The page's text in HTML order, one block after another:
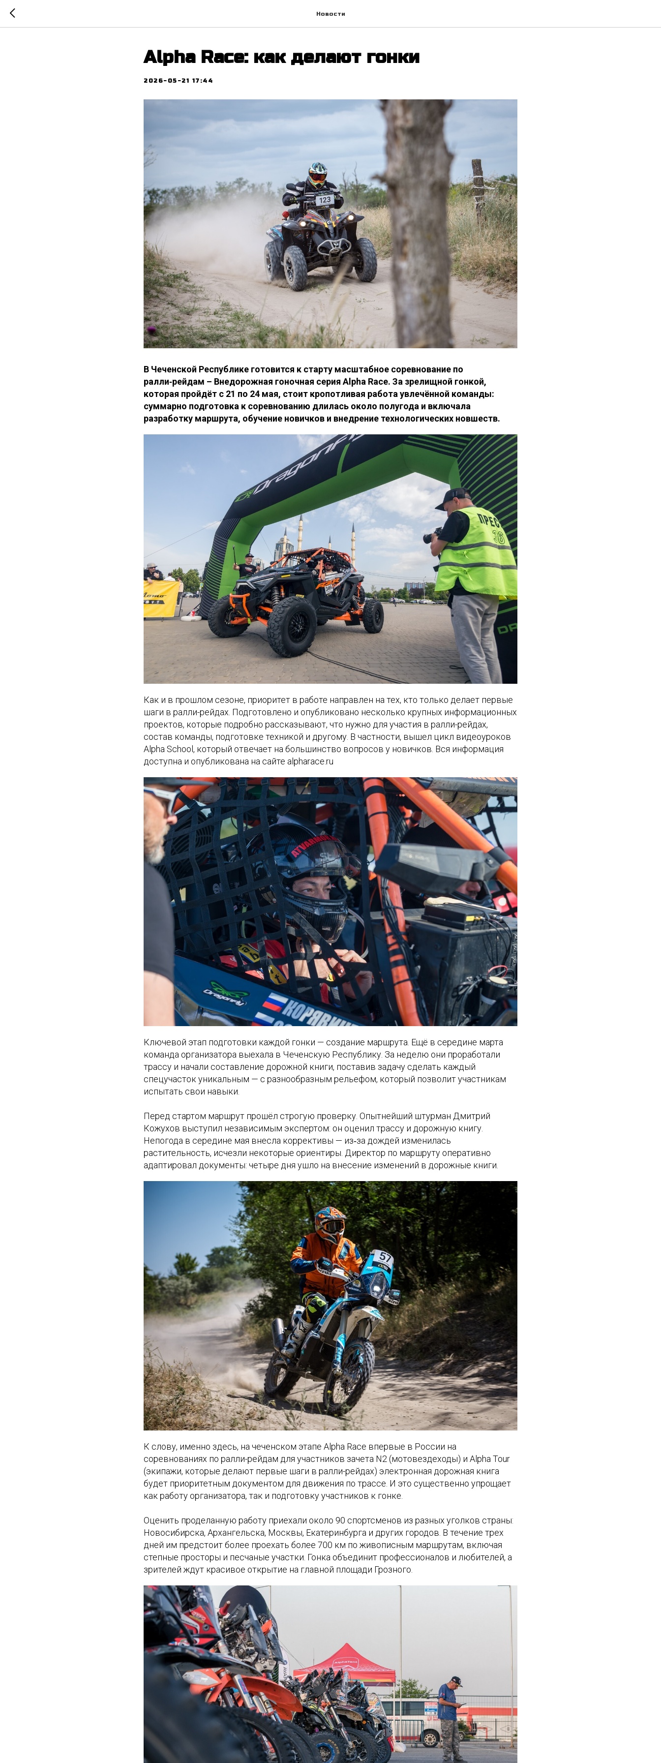
Новости
Alpha Race: как делают гонки
2026-05-21 17:44
В Чеченской Республике готовится к старту масштабное соревнование по
ралли‑рейдам – Внедорожная гоночная серия Alpha Race. За зрелищной гонкой,
которая пройдёт с 21 по 24 мая, стоит кропотливая работа увлечённой команды:
суммарно подготовка к соревнованию длилась около полугода и включала
разработку маршрута, обучение новичков и внедрение технологических новшеств.
Как и в прошлом сезоне, приоритет в работе направлен на тех, кто только делает первые
шаги в ралли-рейдах. Подготовлено и опубликовано несколько крупных информационных
проектов, которые подробно рассказывают, что нужно для участия в ралли-рейдах,
состав команды, подготовке техникой и другому. В частности, вышел цикл видеоуроков
Alpha School, который отвечает на большинство вопросов у новичков. Вся информация
доступна и опубликована на сайте alpharace.ru
Ключевой этап подготовки каждой гонки — создание маршрута. Ещё в середине марта
команда организатора выехала в Чеченскую Республику. За неделю они проработали
трассу и начали составление дорожной книги, поставив задачу сделать каждый
спецучасток уникальным — с разнообразным рельефом, который позволит участникам
испытать свои навыки.
Перед стартом маршрут прошёл строгую проверку. Опытнейший штурман Дмитрий
Кожухов выступил независимым экспертом: он оценил трассу и дорожную книгу.
Непогода в середине мая внесла коррективы — из‑за дождей изменилась
растительность, исчезли некоторые ориентиры. Директор по маршруту оперативно
адаптировал документы: четыре дня ушло на внесение изменений в дорожные книги.
К слову, именно здесь, на чеченском этапе Alpha Race впервые в России на
соревнованиях по ралли-рейдам для участников зачета N2 (мотовездеходы) и Alpha Tour
(экипажи, которые делают первые шаги в ралли-рейдах) электронная дорожная книга
будет приоритетным документом для движения по трассе. И это существенно упрощает
как работу организатора, так и подготовку участников к гонке.
Оценить проделанную работу приехали около 90 спортсменов из разных уголков страны:
Новосибирска, Архангельска, Москвы, Екатеринбурга и других городов. В течение трех
дней им предстоит более проехать более 700 км по живописным маршрутам, включая
степные просторы и песчаные участки. Гонка объединит профессионалов и любителей, а
зрителей ждут красивое открытие на главной площади Грозного.